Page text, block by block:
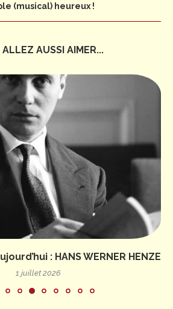
(musical) heureux !
AUSSI AIMER...
: HANS WERNER HENZE
1 juillet 2026